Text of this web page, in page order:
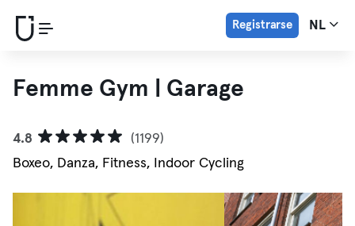
Registrarse NL
Femme Gym | Garage
4.8
(1199)
Boxeo, Danza, Fitness, Indoor Cycling